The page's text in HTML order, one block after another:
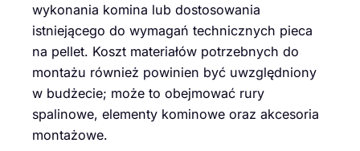
wykonania komina lub dostosowania
istniejącego do wymagań technicznych pieca
na pellet. Koszt materiałów potrzebnych do
montażu również powinien być uwzględniony
w budżecie; może to obejmować rury
spalinowe, elementy kominowe oraz akcesoria
montażowe.